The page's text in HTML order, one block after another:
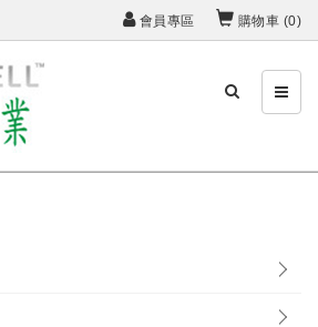
會員專區 購物車 (0)